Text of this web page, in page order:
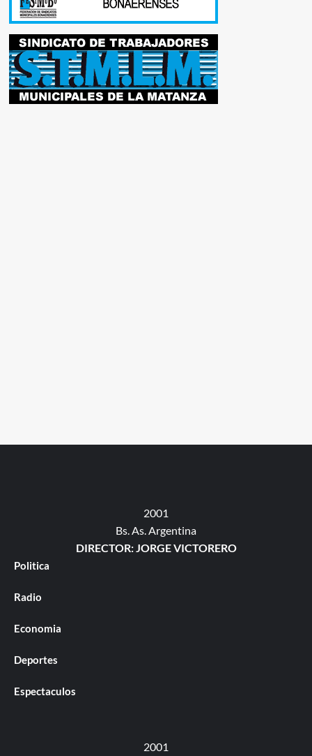
2001
Bs. As. Argentina
DIRECTOR: JORGE VICTORERO
Politica
Radio
Economia
Deportes
Espectaculos
2001